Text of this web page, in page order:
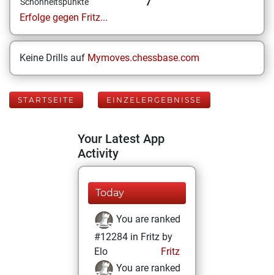
Erfolge gegen Fritz...
Keine Drills auf Mymoves.chessbase.com
STARTSEITE EINZELERGEBNISSE
Your Latest App
Activity
Today
You are ranked
#12284 in Fritz by
Elo
Fritz
You are ranked